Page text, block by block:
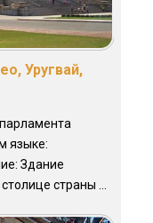
Уругвай,
языке:
Здание
страны ...